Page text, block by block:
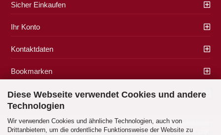
Diese Webseite verwendet Cookies und andere
Technologien
Wir verwenden Cookies und ähnliche Technologien, auch von
Drittanbietern, um die ordentliche Funktionsweise der Website zu
Sicher Einkaufen
Ihr Konto
Kontaktdaten
Bookmarken
Zahlung & Versand
Impressum|AGB|Datenschutz|Widerrufsrecht| Cookie Einstellungen
Alle Preise verstehen sich inklusive der gesetzlichen Mehrwertsteuer, zzgl.